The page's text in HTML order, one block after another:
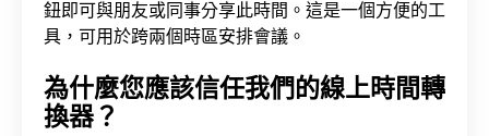
鈕即可與朋友或同事分享此時間。這是一個方便的工
具，可用於跨兩個時區安排會議。
為什麼您應該信任我們的線上時間轉
換器？